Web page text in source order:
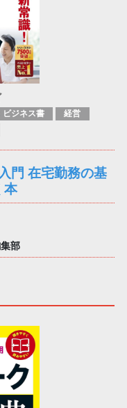
ビジネス書
経営
門 在宅勤務の基
本
部